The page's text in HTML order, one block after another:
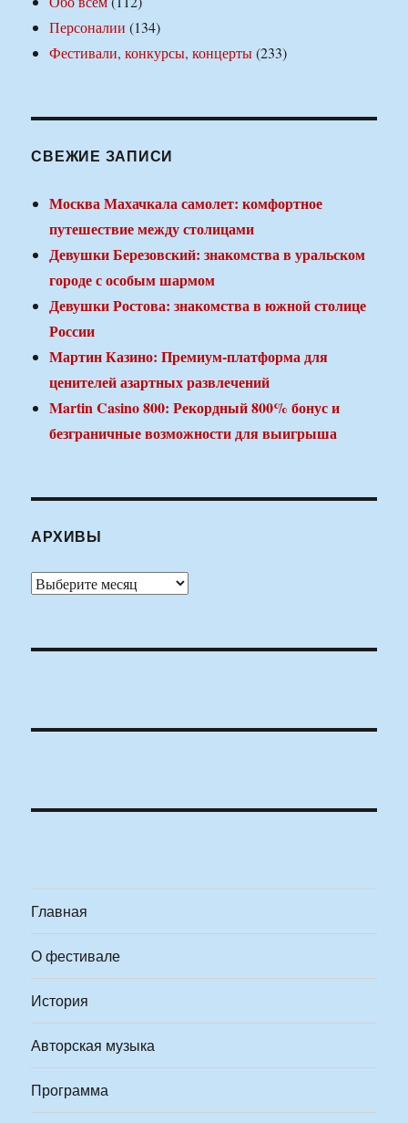
Персоналии (134)
Фестивали, конкурсы, концерты(233)
СВЕЖИЕ ЗАПИСИ
Москва Махачкала самолет: комфортное
путешествие между столицами
Девушки Березовский: знакомства в уральском
городе с особым шармом
Девушки Ростова: знакомства в южной столице
России
Мартин Казино: Премиум-платформа для
ценителей азартных развлечений
Martin Casino 800: Рекордный 800% бонус и
безграничные возможности для выигрыша
АРХИВЫ
Архивы
Главная
О фестивале
История
Авторская музыка
Программа